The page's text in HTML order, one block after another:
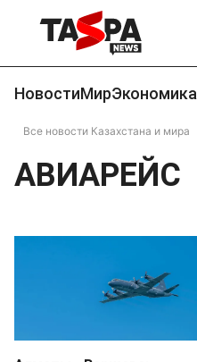
НовостиМирЭкономика
Все новости Казахстана и мира
АВИАРЕЙС